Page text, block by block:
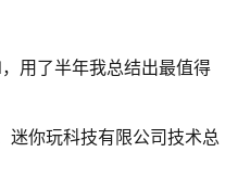
用了半年我总结出最值得
迷你玩科技有限公司技术总